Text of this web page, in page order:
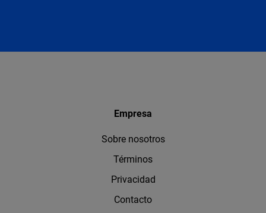
Empresa
Sobre nosotros
Términos
Privacidad
Contacto